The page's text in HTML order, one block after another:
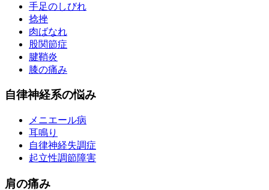
手足のしびれ
捻挫
肉ばなれ
股関節症
腱鞘炎
膝の痛み
自律神経系の悩み
メニエール病
耳鳴り
自律神経失調症
起立性調節障害
肩の痛み